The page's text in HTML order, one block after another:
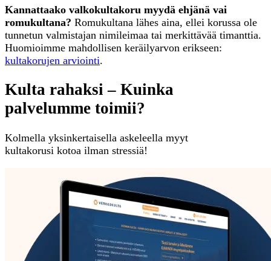
Kannattaako valkokultakoru myydä ehjänä vai
romukultana? Romukultana lähes aina, ellei korussa ole
tunnetun valmistajan nimileimaa tai merkittävää timanttia.
Huomioimme mahdollisen keräilyarvon erikseen:
kultakorujen arviointi.
Kulta rahaksi – Kuinka
palvelumme toimii?
Kolmella yksinkertaisella askeleella myyt
kultakorusi kotoa ilman stressiä!